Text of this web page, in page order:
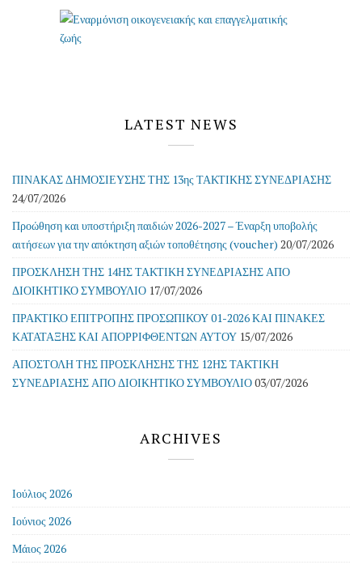
LATEST NEWS
ΠΙΝΑΚΑΣ ΔΗΜΟΣΙΕΥΣΗΣ ΤΗΣ 13ης ΤΑΚΤΙΚΗΣ ΣΥΝΕΔΡΙΑΣΗΣ
24/07/2026
Προώθηση και υποστήριξη παιδιών 2026-2027 – Έναρξη υποβολής
αιτήσεων για την απόκτηση αξιών τοποθέτησης (voucher) 20/07/2026
ΠΡΟΣΚΛΗΣΗ ΤΗΣ 14ΗΣ ΤΑΚΤΙΚΗ ΣΥΝΕΔΡΙΑΣΗΣ ΑΠΟ
ΔΙΟΙΚΗΤΙΚΟ ΣΥΜΒΟΥΛΙΟ 17/07/2026
ΠΡΑΚΤΙΚΟ ΕΠΙΤΡΟΠΗΣ ΠΡΟΣΩΠΙΚΟΥ 01-2026 ΚΑΙ ΠΙΝΑΚΕΣ
ΚΑΤΑΤΑΞΗΣ ΚΑΙ ΑΠΟΡΡΙΦΘΕΝΤΩΝ ΑΥΤΟΥ 15/07/2026
ΑΠΟΣΤΟΛΗ ΤΗΣ ΠΡΟΣΚΛΗΣΗΣ ΤΗΣ 12ΗΣ ΤΑΚΤΙΚΗ
ΣΥΝΕΔΡΙΑΣΗΣ ΑΠΟ ΔΙΟΙΚΗΤΙΚΟ ΣΥΜΒΟΥΛΙΟ03/07/2026
ARCHIVES
Ιούλιος 2026
Ιούνιος 2026
Μάιος 2026